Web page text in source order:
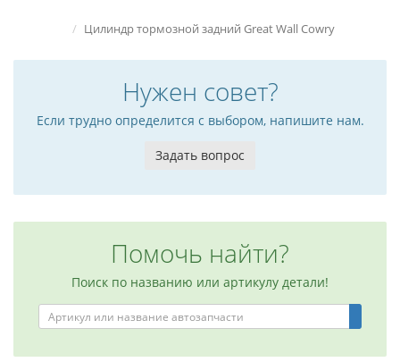
Цилиндр тормозной задний Great Wall Cowry
Нужен совет?
Если трудно определится с выбором, напишите нам.
Задать вопрос
Помочь найти?
Поиск по названию или артикулу детали!